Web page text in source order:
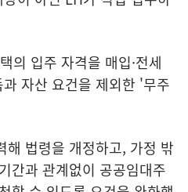
의 입주 자격을 매입·전세
자산 요건을 제외한 '무주
해 법령을 개정하고, 가정 밖
간과 관계없이 공공임대주